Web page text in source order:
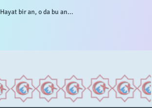
Hayat bir an, o da bu an...